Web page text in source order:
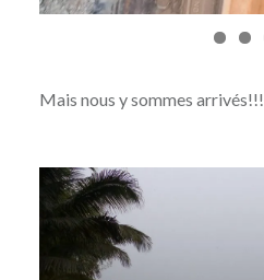
Mais nous y sommes arrivés!!!